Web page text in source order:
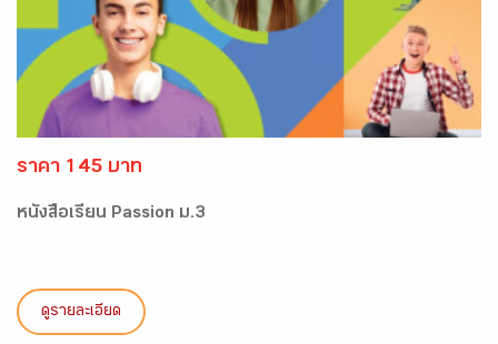
ราคา 145 บาท
หนังสือเรียน Passion ม.3
ดูรายละเอียด